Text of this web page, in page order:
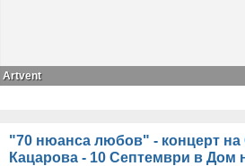
Artvent
"70 нюанса любов" - концерт
Кацарова - 10 Септември в Дом